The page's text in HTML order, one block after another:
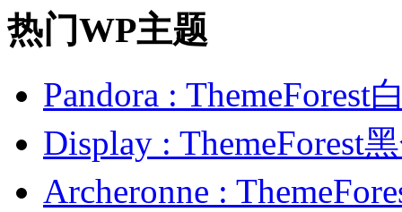
热门WP主题
Pandora : ThemeForest
Display : ThemeForest
Archeronne :